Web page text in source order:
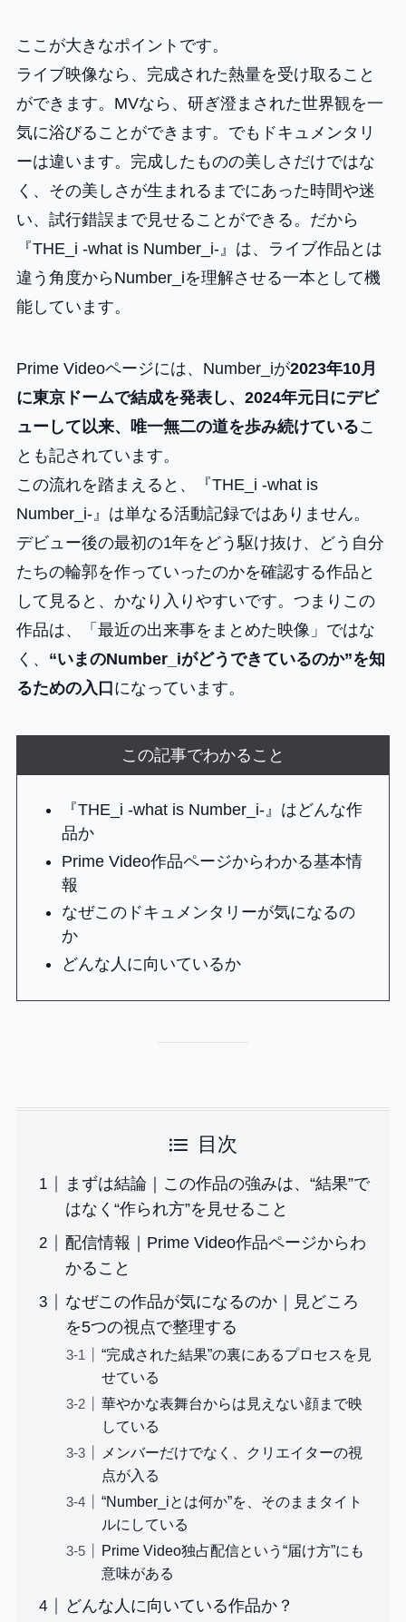
ここが大きなポイントです。
ライブ映像なら、完成された熱量を受け取ること
ができます。MVなら、研ぎ澄まされた世界観を一
気に浴びることができます。でもドキュメンタリ
ーは違います。完成したものの美しさだけではな
く、その美しさが生まれるまでにあった時間や迷
い、試行錯誤まで見せることができる。だから
『THE_i -what is Number_i-』は、ライブ作品とは
違う角度からNumber_iを理解させる一本として機
能しています。
Prime Videoページには、Number_iが2023年10月
に東京ドームで結成を発表し、2024年元日にデビ
ューして以来、唯一無二の道を歩み続けているこ
とも記されています。
この流れを踏まえると、『THE_i -what is
Number_i-』は単なる活動記録ではありません。
デビュー後の最初の1年をどう駆け抜け、どう自分
たちの輪郭を作っていったのかを確認する作品と
して見ると、かなり入りやすいです。つまりこの
作品は、「最近の出来事をまとめた映像」ではな
く、 “いまのNumber_iがどうできているのか”を知
るための入口になっています。
この記事でわかること
『THE_i -what is Number_i-』はどんな作
品か
Prime Video作品ページからわかる基本情
報
なぜこのドキュメンタリーが気になるの
か
どんな人に向いているか
目次
まずは結論｜この作品の強みは、“結果”で
はなく“作られ方”を見せること
配信情報｜Prime Video作品ページからわ
かること
なぜこの作品が気になるのか｜見どころ
を5つの視点で整理する
“完成された結果”の裏にあるプロセスを見
せている
華やかな表舞台からは見えない顔まで映
している
メンバーだけでなく、クリエイターの視
点が入る
“Number_iとは何か”を、そのままタイト
ルにしている
Prime Video独占配信という“届け方”にも
意味がある
どんな人に向いている作品か？